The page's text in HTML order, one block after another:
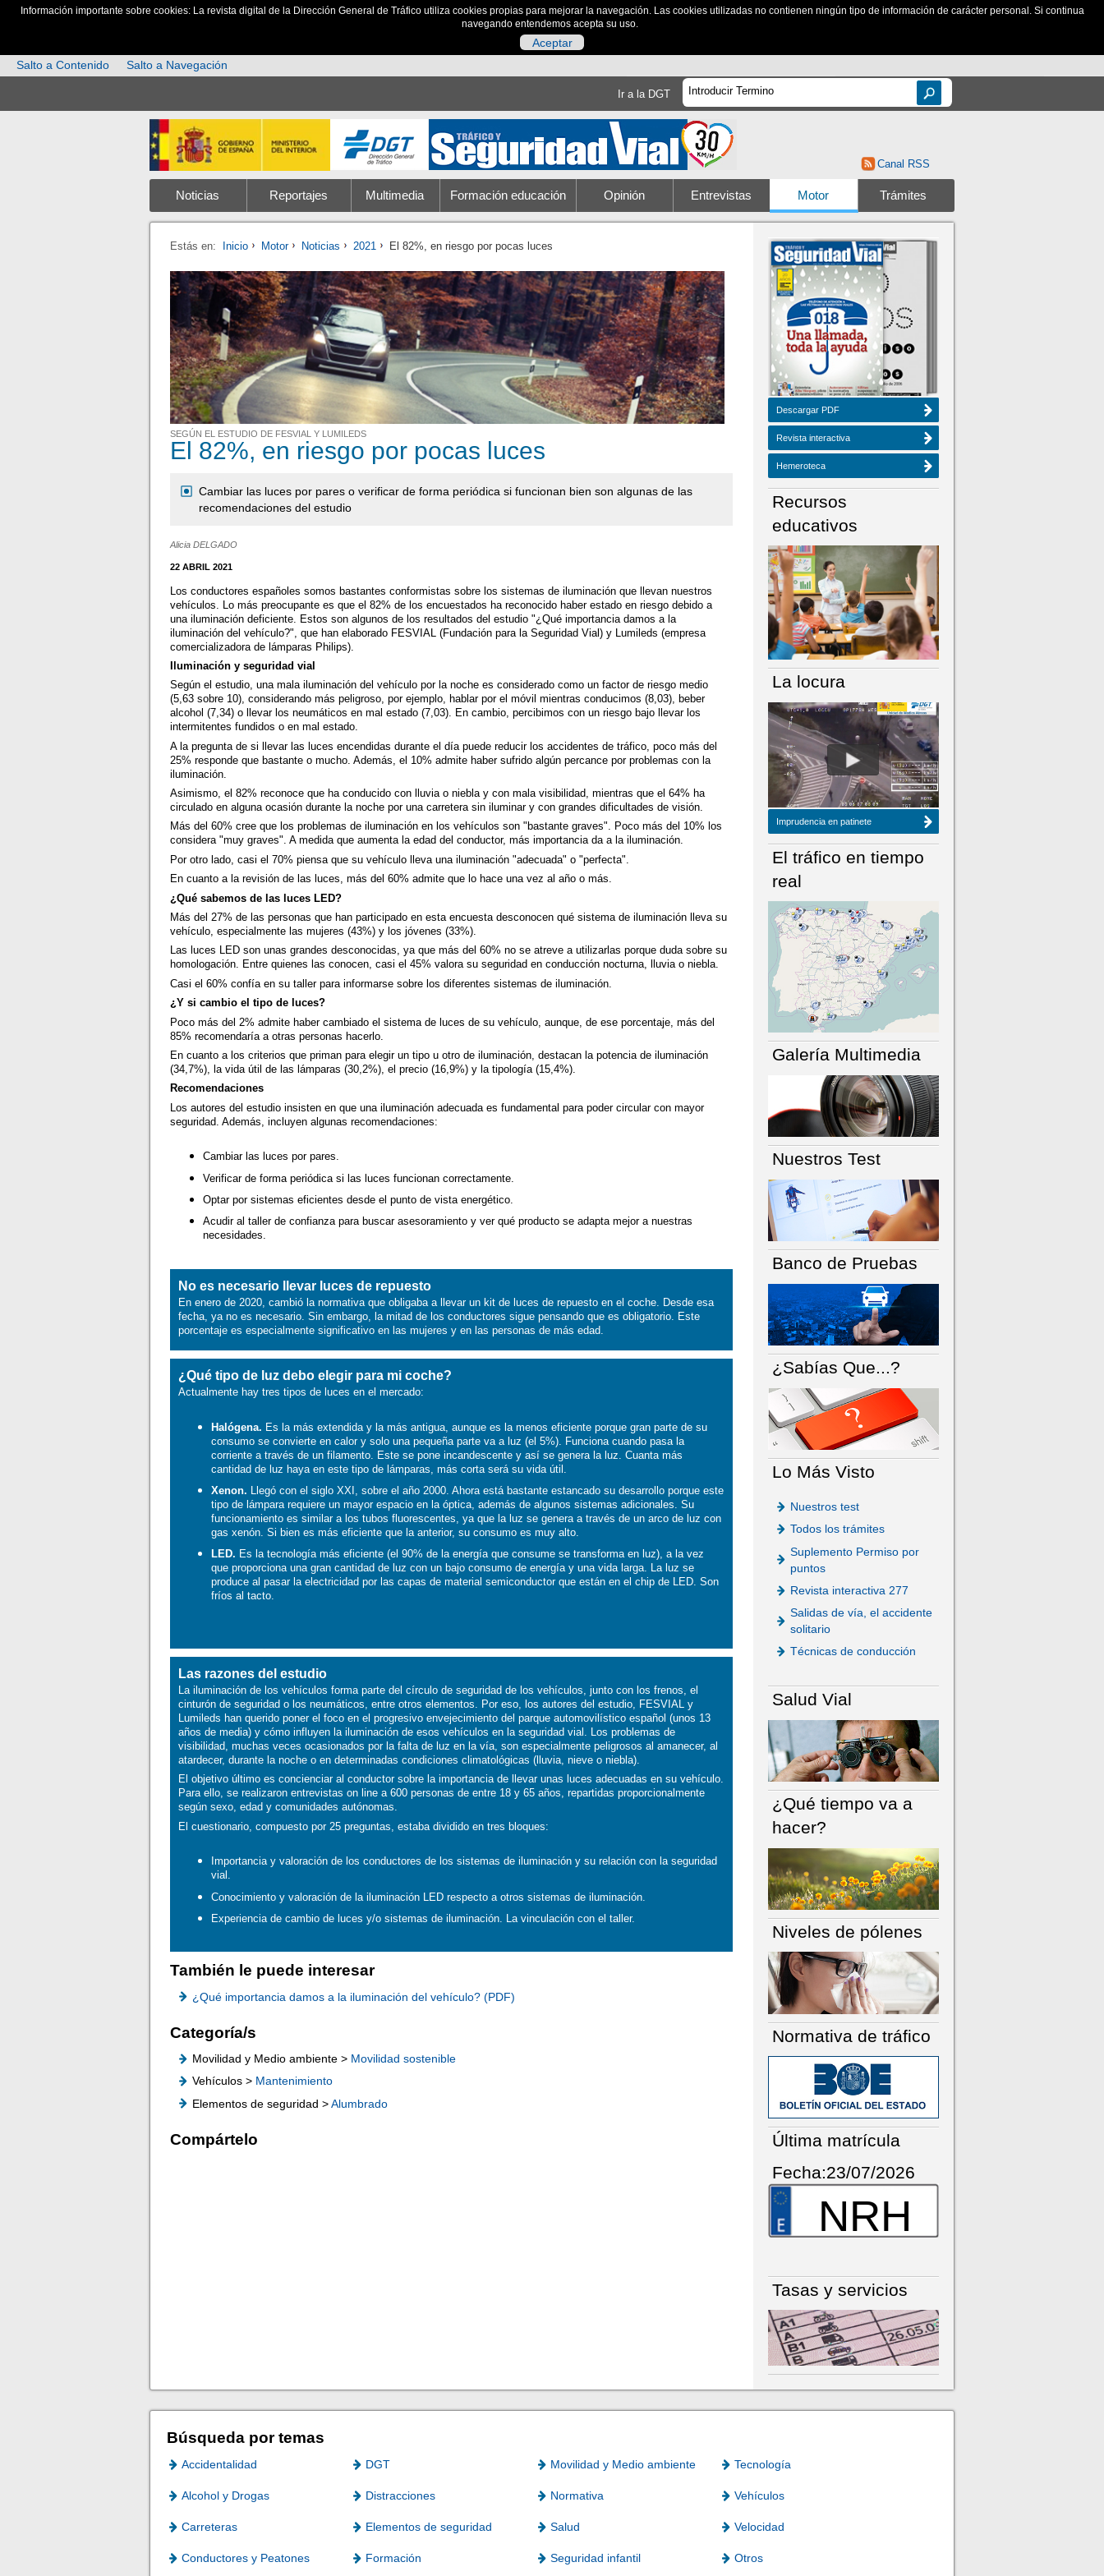
Información importante sobre cookies: La revista digital de la Dirección General de Tráfico utiliza cookies propias para mejorar la navegación. Las cookies utilizadas no contienen ningún tipo de información de carácter personal. Si continua
navegando entendemos acepta su uso.
Aceptar
Salto a Contenido
Salto a Navegación
Ir a la DGT
Canal RSS
Noticias Reportajes Multimedia Formación educación Opinión Entrevistas Motor Trámites
Estás en: Inicio Motor Noticias 2021 El 82%, en riesgo por pocas luces
SEGÚN EL ESTUDIO DE FESVIAL Y LUMILEDS
El 82%, en riesgo por pocas luces
Cambiar las luces por pares o verificar de forma periódica si funcionan bien son algunas de las
recomendaciones del estudio
Alicia DELGADO
22 ABRIL 2021
Los conductores españoles somos bastantes conformistas sobre los sistemas de iluminación que llevan nuestros
vehículos. Lo más preocupante es que el 82% de los encuestados ha reconocido haber estado en riesgo debido a
una iluminación deficiente. Estos son algunos de los resultados del estudio "¿Qué importancia damos a la
iluminación del vehículo?", que han elaborado FESVIAL (Fundación para la Seguridad Vial) y Lumileds (empresa
comercializadora de lámparas Philips).
Iluminación y seguridad vial
Según el estudio, una mala iluminación del vehículo por la noche es considerado como un factor de riesgo medio
(5,63 sobre 10), considerando más peligroso, por ejemplo, hablar por el móvil mientras conducimos (8,03), beber
alcohol (7,34) o llevar los neumáticos en mal estado (7,03). En cambio, percibimos con un riesgo bajo llevar los
intermitentes fundidos o en mal estado.
A la pregunta de si llevar las luces encendidas durante el día puede reducir los accidentes de tráfico, poco más del
25% responde que bastante o mucho. Además, el 10% admite haber sufrido algún percance por problemas con la
iluminación.
Asimismo, el 82% reconoce que ha conducido con lluvia o niebla y con mala visibilidad, mientras que el 64% ha
circulado en alguna ocasión durante la noche por una carretera sin iluminar y con grandes dificultades de visión.
Más del 60% cree que los problemas de iluminación en los vehículos son "bastante graves". Poco más del 10% los
considera "muy graves". A medida que aumenta la edad del conductor, más importancia da a la iluminación.
Por otro lado, casi el 70% piensa que su vehículo lleva una iluminación "adecuada" o "perfecta".
En cuanto a la revisión de las luces, más del 60% admite que lo hace una vez al año o más.
¿Qué sabemos de las luces LED?
Más del 27% de las personas que han participado en esta encuesta desconocen qué sistema de iluminación lleva su
vehículo, especialmente las mujeres (43%) y los jóvenes (33%).
Las luces LED son unas grandes desconocidas, ya que más del 60% no se atreve a utilizarlas porque duda sobre su
homologación. Entre quienes las conocen, casi el 45% valora su seguridad en conducción nocturna, lluvia o niebla.
Casi el 60% confía en su taller para informarse sobre los diferentes sistemas de iluminación.
¿Y si cambio el tipo de luces?
Poco más del 2% admite haber cambiado el sistema de luces de su vehículo, aunque, de ese porcentaje, más del
85% recomendaría a otras personas hacerlo.
En cuanto a los criterios que priman para elegir un tipo u otro de iluminación, destacan la potencia de iluminación
(34,7%), la vida útil de las lámparas (30,2%), el precio (16,9%) y la tipología (15,4%).
Recomendaciones
Los autores del estudio insisten en que una iluminación adecuada es fundamental para poder circular con mayor
seguridad. Además, incluyen algunas recomendaciones:
Cambiar las luces por pares.
Verificar de forma periódica si las luces funcionan correctamente.
Optar por sistemas eficientes desde el punto de vista energético.
Acudir al taller de confianza para buscar asesoramiento y ver qué producto se adapta mejor a nuestras
necesidades.
No es necesario llevar luces de repuesto
En enero de 2020, cambió la normativa que obligaba a llevar un kit de luces de repuesto en el coche. Desde esa
fecha, ya no es necesario. Sin embargo, la mitad de los conductores sigue pensando que es obligatorio. Este
porcentaje es especialmente significativo en las mujeres y en las personas de más edad.
¿Qué tipo de luz debo elegir para mi coche?
Actualmente hay tres tipos de luces en el mercado:
Halógena. Es la más extendida y la más antigua, aunque es la menos eficiente porque gran parte de su
consumo se convierte en calor y solo una pequeña parte va a luz (el 5%). Funciona cuando pasa la
corriente a través de un filamento. Este se pone incandescente y así se genera la luz. Cuanta más
cantidad de luz haya en este tipo de lámparas, más corta será su vida útil.
Xenon. Llegó con el siglo XXI, sobre el año 2000. Ahora está bastante estancado su desarrollo porque este
tipo de lámpara requiere un mayor espacio en la óptica, además de algunos sistemas adicionales. Su
funcionamiento es similar a los tubos fluorescentes, ya que la luz se genera a través de un arco de luz con
gas xenón. Si bien es más eficiente que la anterior, su consumo es muy alto.
LED. Es la tecnología más eficiente (el 90% de la energía que consume se transforma en luz), a la vez
que proporciona una gran cantidad de luz con un bajo consumo de energía y una vida larga. La luz se
produce al pasar la electricidad por las capas de material semiconductor que están en el chip de LED. Son
fríos al tacto.
Las razones del estudio
La iluminación de los vehículos forma parte del círculo de seguridad de los vehículos, junto con los frenos, el
cinturón de seguridad o los neumáticos, entre otros elementos. Por eso, los autores del estudio, FESVIAL y
Lumileds han querido poner el foco en el progresivo envejecimiento del parque automovilístico español (unos 13
años de media) y cómo influyen la iluminación de esos vehículos en la seguridad vial. Los problemas de
visibilidad, muchas veces ocasionados por la falta de luz en la vía, son especialmente peligrosos al amanecer, al
atardecer, durante la noche o en determinadas condiciones climatológicas (lluvia, nieve o niebla).
El objetivo último es concienciar al conductor sobre la importancia de llevar unas luces adecuadas en su vehículo.
Para ello, se realizaron entrevistas on line a 600 personas de entre 18 y 65 años, repartidas proporcionalmente
según sexo, edad y comunidades autónomas.
El cuestionario, compuesto por 25 preguntas, estaba dividido en tres bloques:
Importancia y valoración de los conductores de los sistemas de iluminación y su relación con la seguridad
vial.
Conocimiento y valoración de la iluminación LED respecto a otros sistemas de iluminación.
Experiencia de cambio de luces y/o sistemas de iluminación. La vinculación con el taller.
También le puede interesar
¿Qué importancia damos a la iluminación del vehículo? (PDF)
Categoría/s
Movilidad y Medio ambiente > Movilidad sostenible
Vehículos > Mantenimiento
Elementos de seguridad >Alumbrado
Compártelo
NÚMERO ACTUAL HEMEROTECA
Descargar PDF
Revista interactiva
Hemeroteca
Recursos
educativos
La locura
Imprudencia en patinete
El tráfico en tiempo
real
Galería Multimedia
Nuestros Test
Banco de Pruebas
¿Sabías Que...?
Lo Más Visto
Nuestros test
Todos los trámites
Suplemento Permiso por
puntos
Revista interactiva 277
Salidas de vía, el accidente
solitario
Técnicas de conducción
Salud Vial
¿Qué tiempo va a
hacer?
Niveles de pólenes
Normativa de tráfico
Última matrícula
Fecha:23/07/2026
NRH
Tasas y servicios
Búsqueda por temas
Accidentalidad DGT Movilidad y Medio ambiente Tecnología
Alcohol y Drogas Distracciones Normativa Vehículos
Carreteras Elementos de seguridad Salud Velocidad
Conductores y Peatones Formación Seguridad infantil Otros